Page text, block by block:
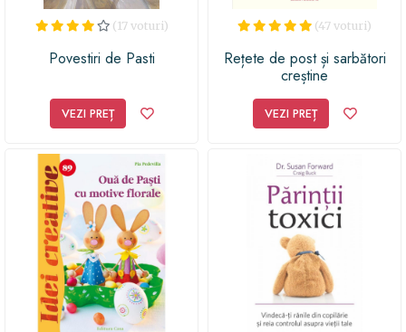
(17 voturi)
Povestiri de Pasti
VEZI PREȚ
(47 voturi)
Rețete de post și sarbători
creștine
VEZI PREȚ